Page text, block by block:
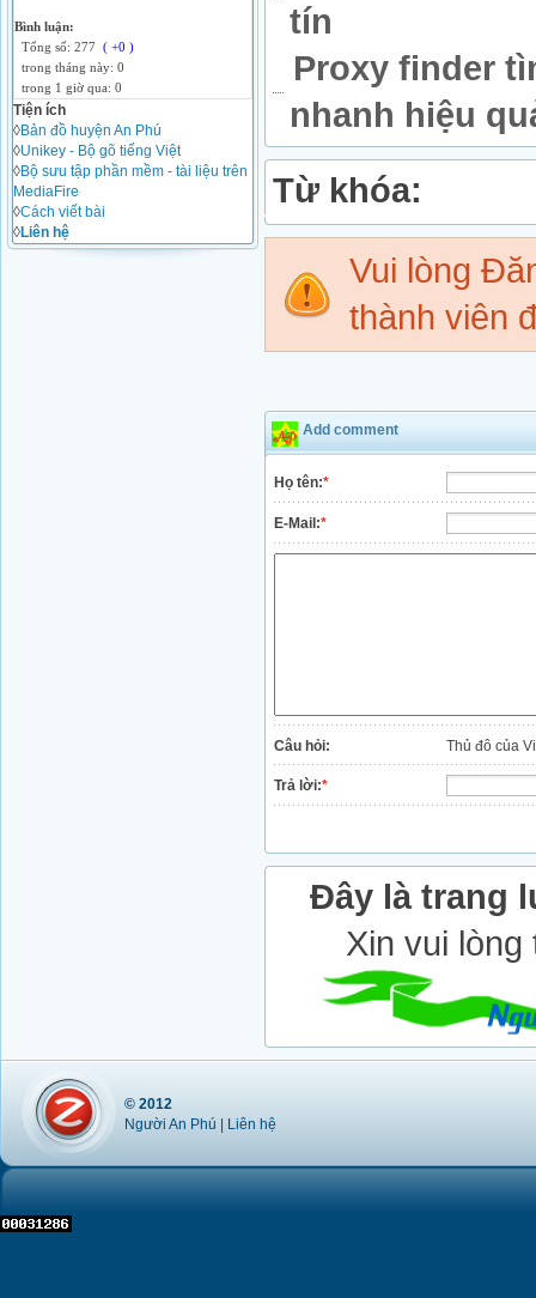
Bình luận:
Tổng số: 277 ( +0 )
trong tháng này: 0
trong 1 giờ qua: 0
Tiện ích
◊Bản đồ huyện An Phú
◊Unikey - Bộ gõ tiếng Việt
◊Bộ sưu tập phần mềm - tài liệu trên
MediaFire
◊Cách viết bài
◊Liên hệ
tín
Proxy finder
nhanh hiệu
Từ khóa:
Vui lòng
thành viên
Add comment
Họ tên:*
E-Mail:*
Câu hỏi: Thủ đô của
Trả lời:*
Đây là trang
Xin vui
© 2012
Người An Phú | Liên hệ